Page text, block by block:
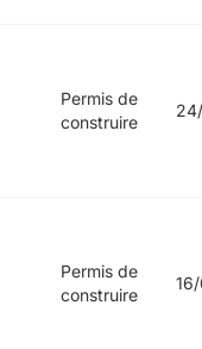
Permis de
construire
Permis de
construire